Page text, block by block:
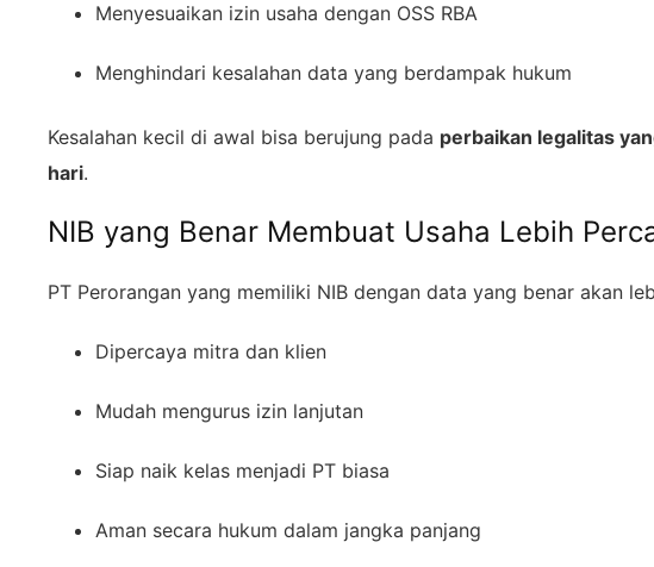
Menyesuaikan izin usaha dengan OSS RBA
Menghindari kesalahan data yang berdampak hukum
Kesalahan kecil di awal bisa berujung pada perbaikan legalitas
hari.
NIB yang Benar Membuat Usaha Lebih
PT Perorangan yang memiliki NIB dengan data yang benar akan
Dipercaya mitra dan klien
Mudah mengurus izin lanjutan
Siap naik kelas menjadi PT biasa
Aman secara hukum dalam jangka panjang